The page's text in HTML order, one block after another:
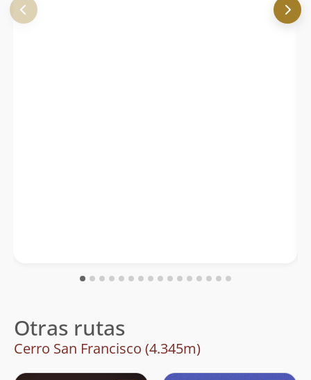
Otras rutas
Cerro San Francisco (4.345m)